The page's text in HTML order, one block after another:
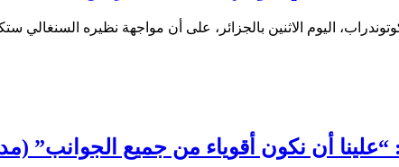
اليوم الاثنين بالجزائر، على أن مواجهة نظيره السنغالي